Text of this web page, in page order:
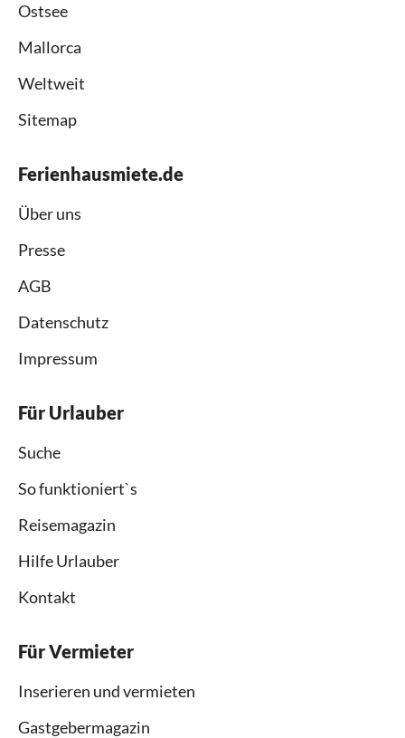
Ostsee
Mallorca
Weltweit
Sitemap
Ferienhausmiete.de
Über uns
Presse
AGB
Datenschutz
Impressum
Für Urlauber
Suche
So funktioniert`s
Reisemagazin
Hilfe Urlauber
Kontakt
Für Vermieter
Inserieren und vermieten
Gastgebermagazin